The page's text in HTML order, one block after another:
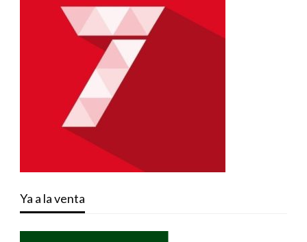
Ya a la venta